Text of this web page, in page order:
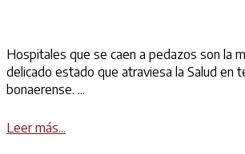
Hospitales que se caen a pedazos son la
delicado estado que atraviesa la Salud en
bonaerense. ...
Leer más...